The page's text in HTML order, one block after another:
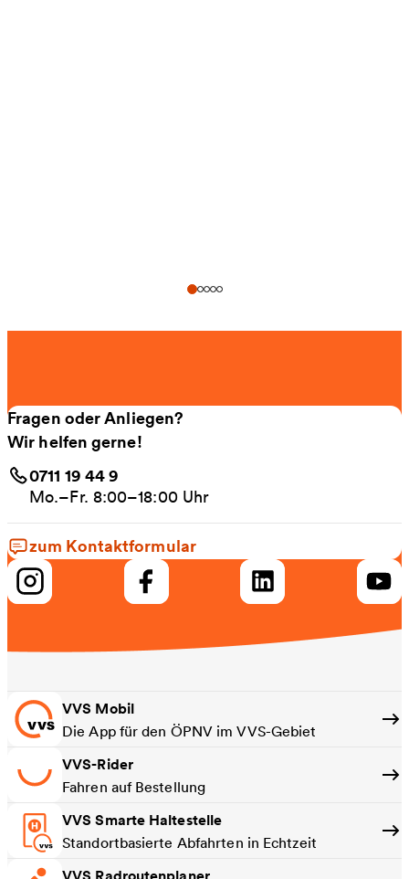
Fragen oder Anliegen?
Wir helfen gerne!
0711 19 44 9
Mo.–Fr. 8:00–18:00 Uhr
zum Kontaktformular
VVS Mobil
Die App für den ÖPNV im VVS-Gebiet
VVS-Rider
Fahren auf Bestellung
VVS Smarte Haltestelle
Standortbasierte Abfahrten in Echtzeit